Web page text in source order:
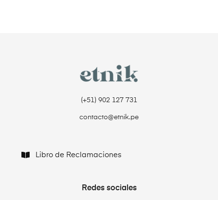
(+51) 902 127 731‬
contacto@etnik.pe
Libro de Reclamaciones
Redes sociales